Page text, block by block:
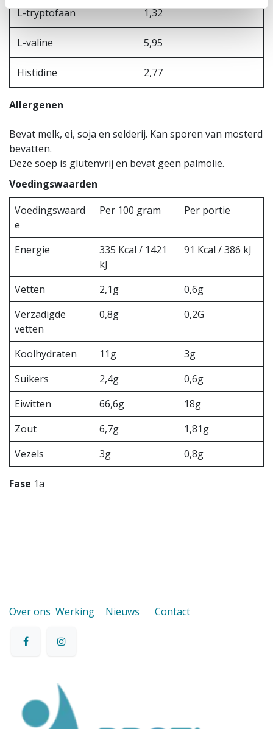
L-tryptofaan 1,32
L-valine 5,95
Histidine 2,77
Allergenen
Bevat melk, ei, soja en selderij. Kan sporen van mosterd
bevatten.
Deze soep is glutenvrij en bevat geen palmolie.
Voedingswaarden
Voedingswaard
e
Per 100 gram Per portie
Energie
335 Kcal / 1421
kJ
91 Kcal / 386 kJ
Vetten 2,1g
0,6g
Verzadigde
vetten
0,8g 0,2G
Koolhydraten 11g
3g
Suikers
2,4g
0,6g
Eiwitten
66,6g
18g
Zout
6,7g
1,81g
Vezels
3g 0,8g
Fase 1a
Over ons Werking Nieuws Contact